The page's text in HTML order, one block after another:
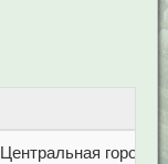
Центральная